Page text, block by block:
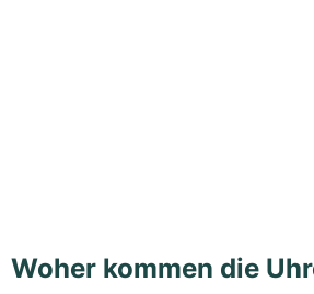
Woher kommen die